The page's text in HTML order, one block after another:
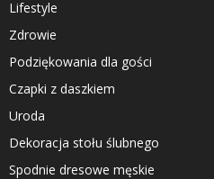
Lifestyle
Zdrowie
Podziękowania dla gości
Czapki z daszkiem
Uroda
Dekoracja stołu ślubnego
Spodnie dresowe męskie